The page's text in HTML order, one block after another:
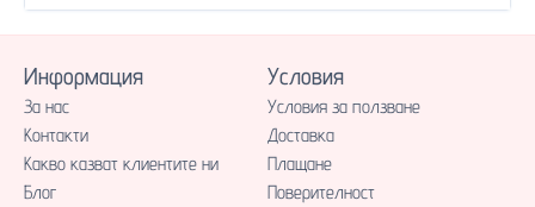
Информация
За нас
Контакти
Какво казват клиентите ни
Блог
Условия
Условия за ползване
Доставка
Плащане
Поверителност